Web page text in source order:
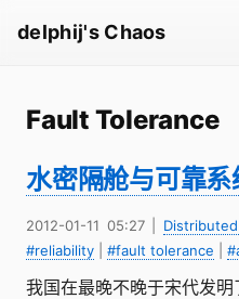
delphij's Chaos
Fault Tolerance
水密隔舱与可靠系
2012-01-11 05:27|
#reliability
#fault tolerance
我国在最晚不晚于宋代发明